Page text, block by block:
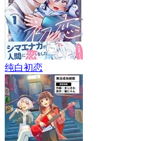
纯白初恋